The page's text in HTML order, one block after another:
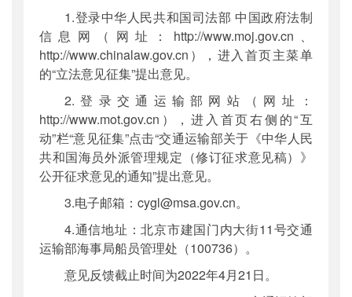
1.登录中华人民共和国司法部 中国政府法制
信息网（网址：http://www.moj.gov.cn、
http://www.chinalaw.gov.cn），进入首页主菜单
的“立法意见征集”提出意见。
2.登录交通运输部网站（网址：
http://www.mot.gov.cn），进入首页右侧的“互
动”栏“意见征集”点击“交通运输部关于《中华人民
共和国海员外派管理规定（修订征求意见稿）》
公开征求意见的通知”提出意见。
3.电子邮箱：cygl@msa.gov.cn。
4.通信地址：北京市建国门内大街11号交通
运输部海事局船员管理处（100736）。
意见反馈截止时间为2022年4月21日。